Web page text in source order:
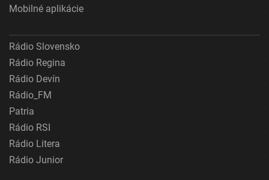
Mobilné aplikácie
Rádio Slovensko
Rádio Regina
Rádio Devín
Rádio_FM
Patria
Rádio RSI
Rádio Litera
Rádio Junior